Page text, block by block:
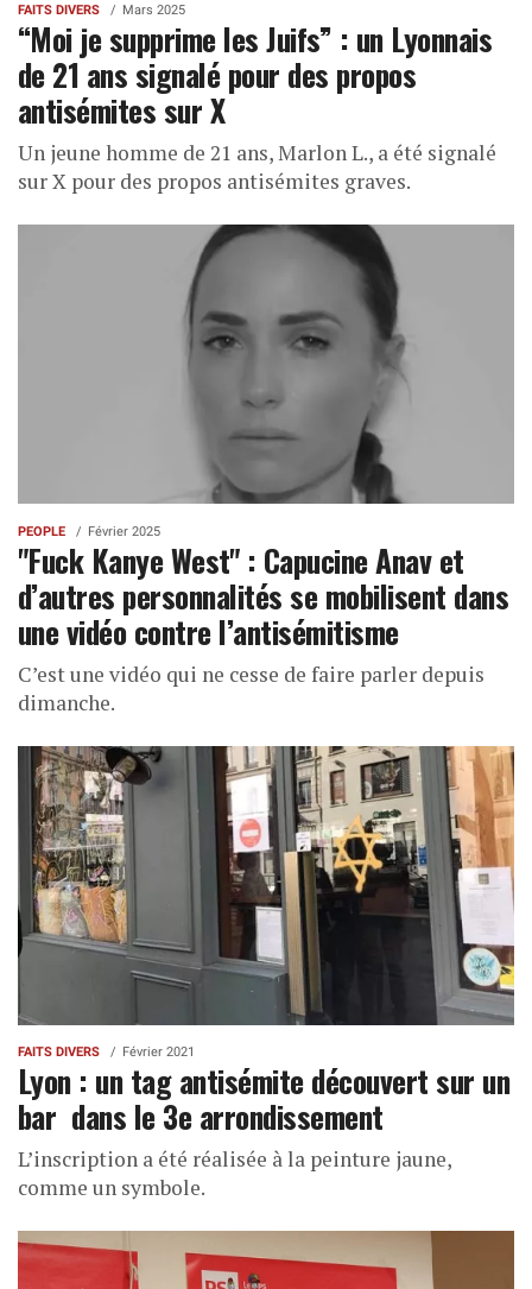
FAITS DIVERS Mars 2025
“Moi je supprime les Juifs” : un Lyonnais
de 21 ans signalé pour des propos
antisémites sur X
Un jeune homme de 21 ans, Marlon L., a été signalé
sur X pour des propos antisémites graves.
PEOPLE Février 2025
"Fuck Kanye West" : Capucine Anav et
d’autres personnalités se mobilisent dans
une vidéo contre l’antisémitisme
C’est une vidéo qui ne cesse de faire parler depuis
dimanche.
FAITS DIVERS Février 2021
Lyon : un tag antisémite découvert sur un
bar dans le 3e arrondissement
L’inscription a été réalisée à la peinture jaune,
comme un symbole.